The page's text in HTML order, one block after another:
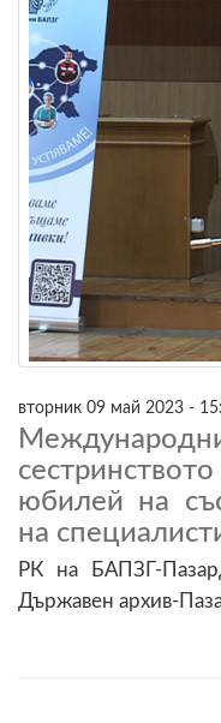
вторник 09 май 2023 -
юбилей на
на
РК на БАПЗГ-
Държавен архив-